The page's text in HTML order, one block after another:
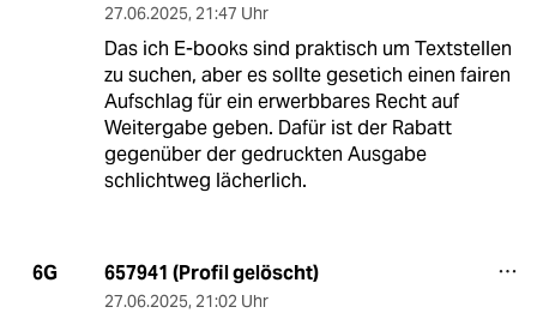
27.06.2025, 21:47 Uhr
Das ich E-books sind praktisch um Textstellen
zu suchen, aber es sollte gesetich einen fairen
Aufschlag für ein erwerbbares Recht auf
Weitergabe geben. Dafür ist der Rabatt
gegenüber der gedruckten Ausgabe
schlichtweg lächerlich.
6G 657941 (Profil gelöscht)
27.06.2025, 21:02 Uhr